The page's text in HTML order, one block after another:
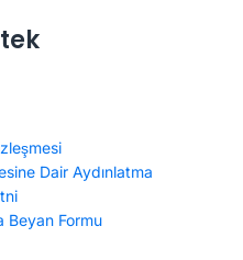
Dair Aydınlatma
Beyan Formu